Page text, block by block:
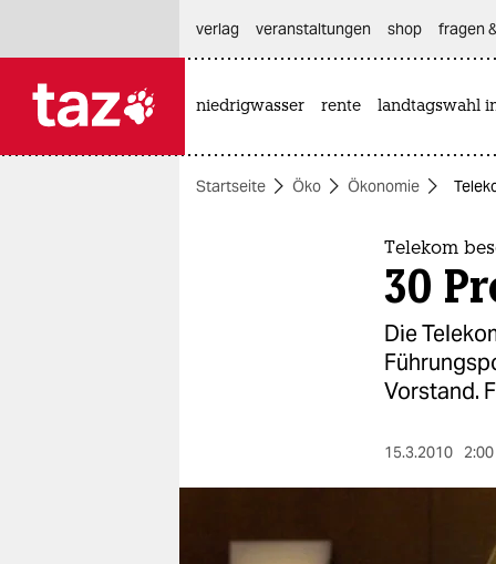
themen
nord
verlag
veranstaltungen shop fragen
niedrigwasser rente landtagswahl
Startseite Öko Ökonomie
Telekom
30
Die
Vorstand.
15.3.2010